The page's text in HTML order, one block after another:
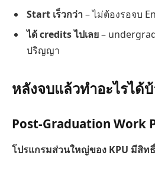
Start เร็วกว่า – ไม่ต้องรอจบ
ได้ credits ไปเลย–
ปริญญา
หลังจบแล้วทำอะไรได้บ้
Post-Graduation Work
โปรแกรมส่วนใหญ่ของ KPU มีสิท